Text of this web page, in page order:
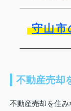
守山市
不動産売却
不動産売却を住